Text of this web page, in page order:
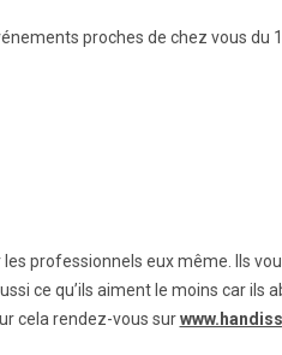
proches de chez vous
professionnels eux même. Ils
ce qu’ils aiment le moins car
cela rendez-vous sur